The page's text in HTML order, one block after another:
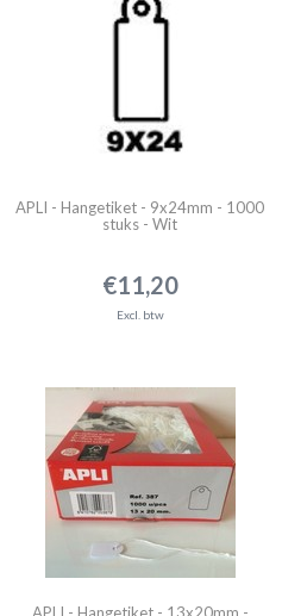
APLI - Hangetiket - 9x24mm - 1000
stuks - Wit
€11,20
Excl. btw